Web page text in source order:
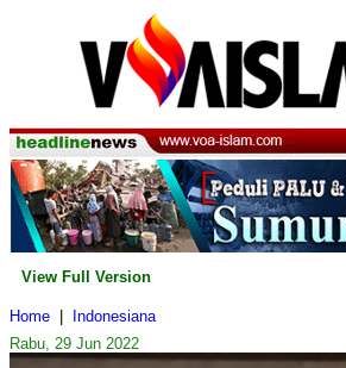
View Full Version
Home
Indonesiana
Rabu, 29 Jun 2022